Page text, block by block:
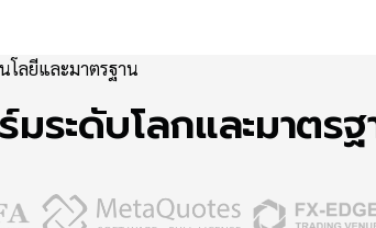
โลยีและมาตรฐาน
ะดับโลกและมาตรฐ